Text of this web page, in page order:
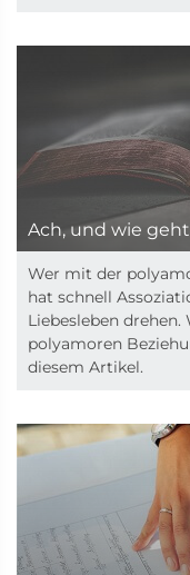
Ach, und wie
Wer mit der
hat schnell
Liebesleben
polyamoren
diesem Artikel.